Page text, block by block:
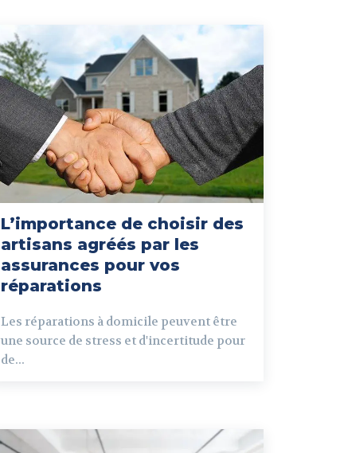
L’importance de choisir des
artisans agréés par les
assurances pour vos
réparations
Les réparations à domicile peuvent être
une source de stress et d'incertitude pour
de...